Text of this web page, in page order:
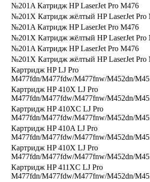
№201A Катридж HP LaserJet Pro M476
№201X Катридж жёлтый HP LaserJet Pro
№201A Катридж HP LaserJet Pro M476
№201X Катридж жёлтый HP LaserJet Pro
№201A Катридж HP LaserJet Pro M476
№201X Катридж жёлтый HP LaserJet Pro
Картридж HP LJ Pro
M477fdn/M477fdw/M477fnw/M452dn/
Картридж HP 410X LJ Pro
M477fdn/M477fdw/M477fnw/M452dn/
Картридж HP 410XC LJ Pro
M477fdn/M477fdw/M477fnw/M452dn/
Картридж HP 410A LJ Pro
M477fdn/M477fdw/M477fnw/M452dn/
Картридж HP 410X LJ Pro
M477fdn/M477fdw/M477fnw/M452dn/
Картридж HP 411XC LJ Pro
M477fdn/M477fdw/M477fnw/M452dn/